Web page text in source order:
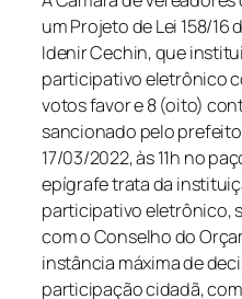
um Projeto de Lei 158/
Idenir Cechin, que
participativo eletrônico
votos favor e 8 (oito)
sancionado pelo
17/03/2022, às 11h no
epígrafe trata da
participativo eletrônico,
com o Conselho do
instância máxima de
participação cidadã,